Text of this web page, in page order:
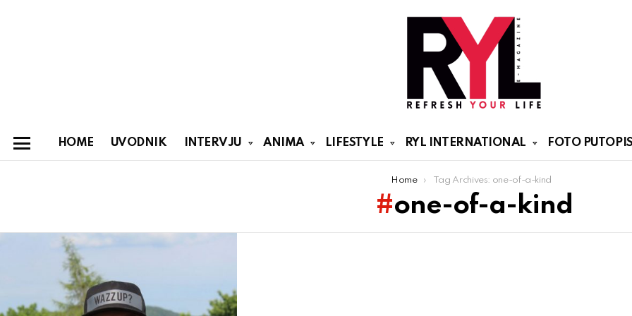
HOME UVODNIK INTERVJU ANIMA LIFESTYLE RYL INTERNATIONAL FOTO PUTOPISI
Home Tag Archives: one-of-a-kind
one-of-a-kind